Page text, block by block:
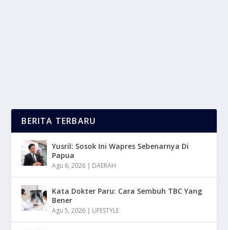
BERITA TERBARU
Yusril: Sosok Ini Wapres Sebenarnya Di
Papua
Agu 6, 2026 | DAERAH
Kata Dokter Paru: Cara Sembuh TBC Yang
Bener
Agu 5, 2026 | LIFESTYLE